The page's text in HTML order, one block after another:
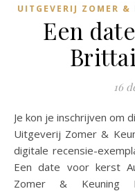
UITGEVERIJ ZOMER &
Een
16
Je kon je inschrijven om dit kerst verhaal te mogen lezen bij
Uitgeverij Zomer &
digitale recensie-
Een date voor kerst
Zomer & Keuning